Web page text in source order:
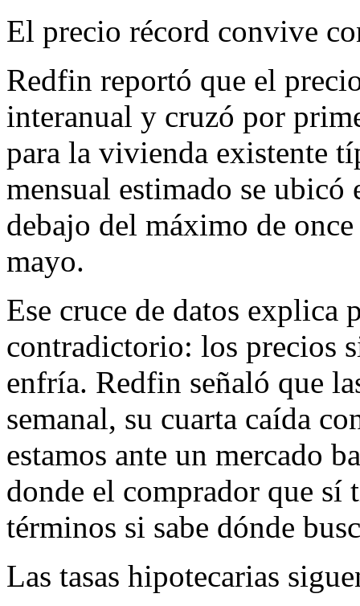
El precio récord convive
Redfin reportó que el
interanual y cruzó por
para la vivienda existente
mensual estimado se
debajo del máximo de
mayo.
Ese cruce de datos explica
contradictorio: los precios
enfría. Redfin señaló que
semanal, su cuarta caída
estamos ante un mercado
donde el comprador que sí
términos si sabe dónde
Las tasas hipotecarias